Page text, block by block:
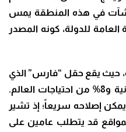
في هذه المنطقة يمس
للدولة، كونه المصدر
حيث يقع حقل “فارس” الذي
يغذي نصف احتياجات الغاز الإيرانية و8% من احتياجات العالم.
إصلاحه سريعاً؛ إذ تشير
قد يتطلب عامين على